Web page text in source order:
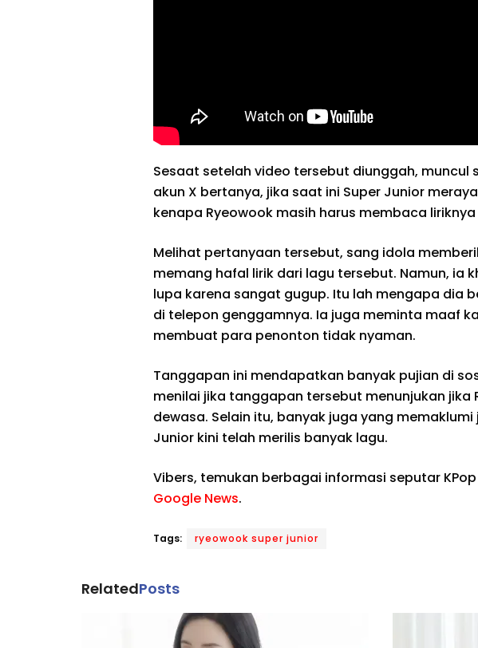
Sesaat setelah video tersebut diunggah, muncul
akun X bertanya, jika saat ini Super Junior
kenapa Ryeowook masih harus membaca
Melihat pertanyaan tersebut, sang idola
memang hafal lirik dari lagu tersebut. Namun, ia
lupa karena sangat gugup. Itu lah mengapa dia
di telepon genggamnya. Ia juga meminta maaf
membuat para penonton tidak nyaman.
Tanggapan ini mendapatkan banyak pujian di
menilai jika tanggapan tersebut menunjukan jika
dewasa. Selain itu, banyak juga yang
Junior kini telah merilis banyak lagu.
Vibers, temukan berbagai informasi seputar
Google News.
Tags: ryeowook super junior
RelatedPosts